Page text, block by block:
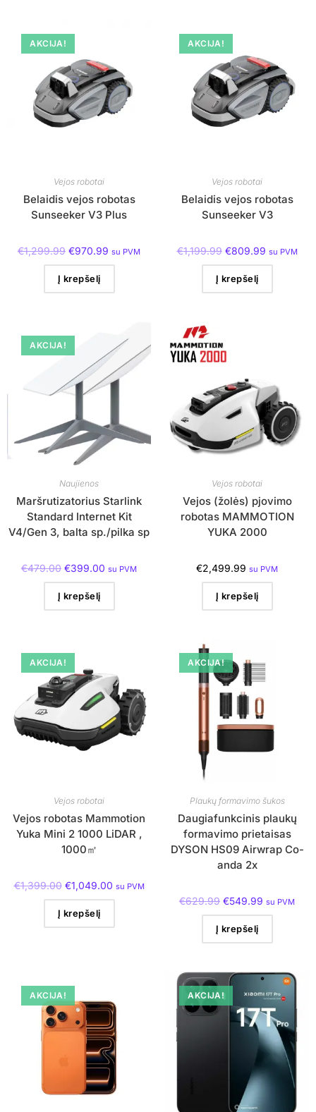
AKCIJA!
Vejos robotai
Belaidis vejos robotas
Sunseeker V3 Plus
€1,299.99 €970.99 su PVM
Į krepšelį
AKCIJA!
Vejos robotai
Belaidis vejos robotas
Sunseeker V3
€1,199.99 €809.99 su PVM
Į krepšelį
AKCIJA!
Naujienos
Maršrutizatorius Starlink
Standard Internet Kit
V4/Gen 3, balta sp./pilka sp
€479.00 €399.00 su PVM
Į krepšelį
Vejos robotai
Vejos (žolės) pjovimo
robotas MAMMOTION
YUKA 2000
€2,499.99 su PVM
Į krepšelį
AKCIJA!
Vejos robotai
Vejos robotas Mammotion
Yuka Mini 2 1000 LiDAR ,
1000㎡
€1,399.00 €1,049.00 su PVM
Į krepšelį
AKCIJA!
Plaukų formavimo šukos
Daugiafunkcinis plaukų
formavimo prietaisas
DYSON HS09 Airwrap Co-
anda 2x
€629.99 €549.99 su PVM
Į krepšelį
AKCIJA! AKCIJA!